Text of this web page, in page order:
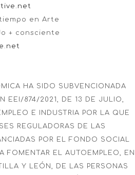
en Arte
+ consciente
HA SIDO SUBVENCIONADA
EEI/874/2021, DE 13 DE JULIO,
E INDUSTRIA POR LA QUE
REGULADORAS DE LAS
POR EL FONDO SOCIAL
FOMENTAR EL AUTOEMPLEO, EN
Y LEÓN, DE LAS PERSONAS